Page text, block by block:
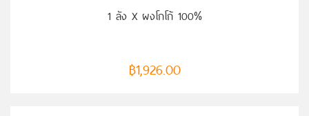
1 ลัง X ผงโกโก้ 100%
฿1,926.00